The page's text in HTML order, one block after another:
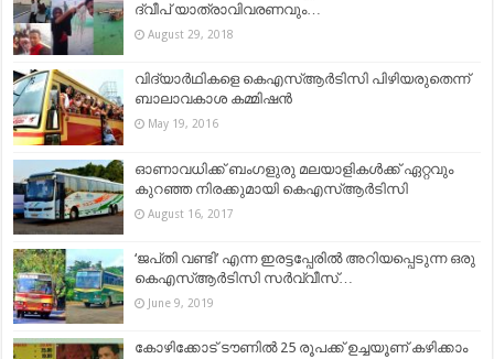
ദ്വീപ് യാത്രാവിവരണവും…
August 29, 2018
വിദ്യാർഥികളെ കെഎസ്ആർടിസി പിഴിയരുതെന്ന്
ബാലാവകാശ കമ്മിഷൻ
May 19, 2016
ഓണാവധിക്ക് ബംഗളുരു മലയാളികള്‍ക്ക് ഏറ്റവും
കുറഞ്ഞ നിരക്കുമായി കെഎസ്ആര്‍ടിസി
August 16, 2017
‘ജപ്‌തി വണ്ടി’ എന്ന ഇരട്ടപ്പേരിൽ അറിയപ്പെടുന്ന ഒരു
കെഎസ്ആർടിസി സർവ്വീസ്…
June 9, 2019
കോഴിക്കോട് ടൗണിൽ 25 രൂപക്ക് ഉച്ചയൂണ് കഴിക്കാം